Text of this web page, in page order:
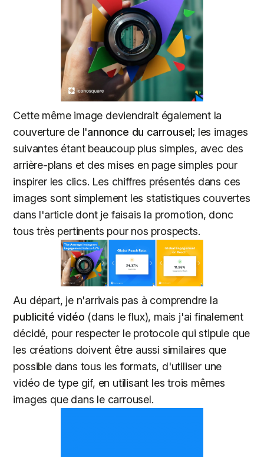
Cette même image deviendrait également la
couverture de l'annonce du carrousel; les images
suivantes étant beaucoup plus simples, avec des
arrière-plans et des mises en page simples pour
inspirer les clics. Les chiffres présentés dans ces
images sont simplement les statistiques couvertes
dans l'article dont je faisais la promotion, donc
tous très pertinents pour nos prospects.
Au départ, je n'arrivais pas à comprendre la
publicité vidéo (dans le flux), mais j'ai finalement
décidé, pour respecter le protocole qui stipule que
les créations doivent être aussi similaires que
possible dans tous les formats, d'utiliser une
vidéo de type gif, en utilisant les trois mêmes
images que dans le carrousel.